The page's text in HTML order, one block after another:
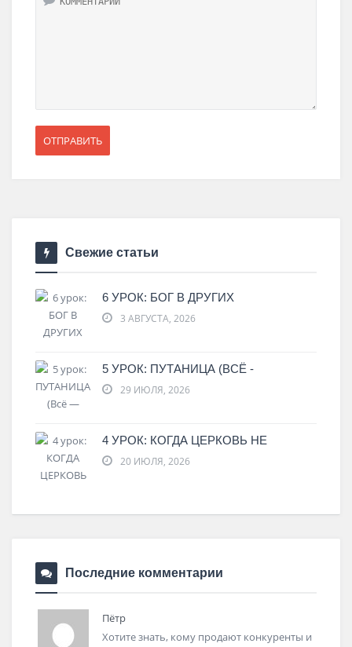
Свежие статьи
6 УРОК: БОГ В ДРУГИХ
3 АВГУСТА, 2026
5 УРОК: ПУТАНИЦА (ВСЁ -
29 ИЮЛЯ, 2026
4 УРОК: КОГДА ЦЕРКОВЬ НЕ
20 ИЮЛЯ, 2026
Последние комментарии
Пётр
Хотите знать, кому продают конкуренты и